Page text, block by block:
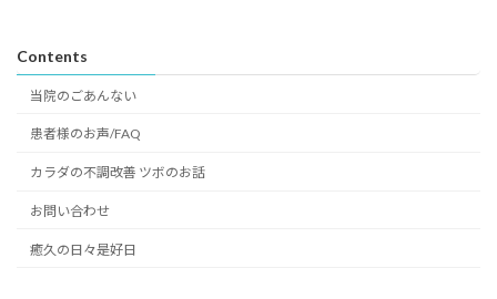
Contents
当院のごあんない
患者様のお声/FAQ
カラダの不調改善 ツボのお話
お問い合わせ
癒久の日々是好日